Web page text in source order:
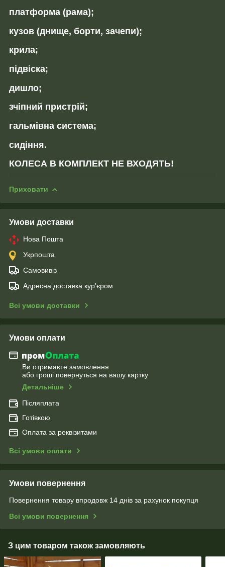
платформа (рама);
кузов (днище, борти, зачепи);
крила;
підвіска;
дишло;
зчіпний пристрій;
гальмівна система;
сидіння.
КОЛЕСА В КОМПЛЕКТ НЕ ВХОДЯТЬ!
Приховати
Умови доставки
Нова Пошта
Укрпошта
Самовивіз
Адресна доставка кур'єром
Всі умови доставки
Умови оплати
Ви отримаєте замовлення
або гроші повернуться на вашу картку
Детальніше
Післяплата
Готівкою
Оплата за реквізитами
Всі умови оплати
Умови повернення
Повернення товару впродовж 14 днів за рахунок покупця
Всі умови повернення
З цим товаром також замовляють